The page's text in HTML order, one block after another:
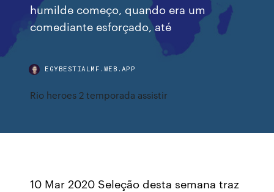
humilde começo, quando era um
comediante esforçado, até
EGYBESTIALMF.WEB.APP
Rio heroes 2 temporada assistir
10 Mar 2020 Seleção desta semana traz